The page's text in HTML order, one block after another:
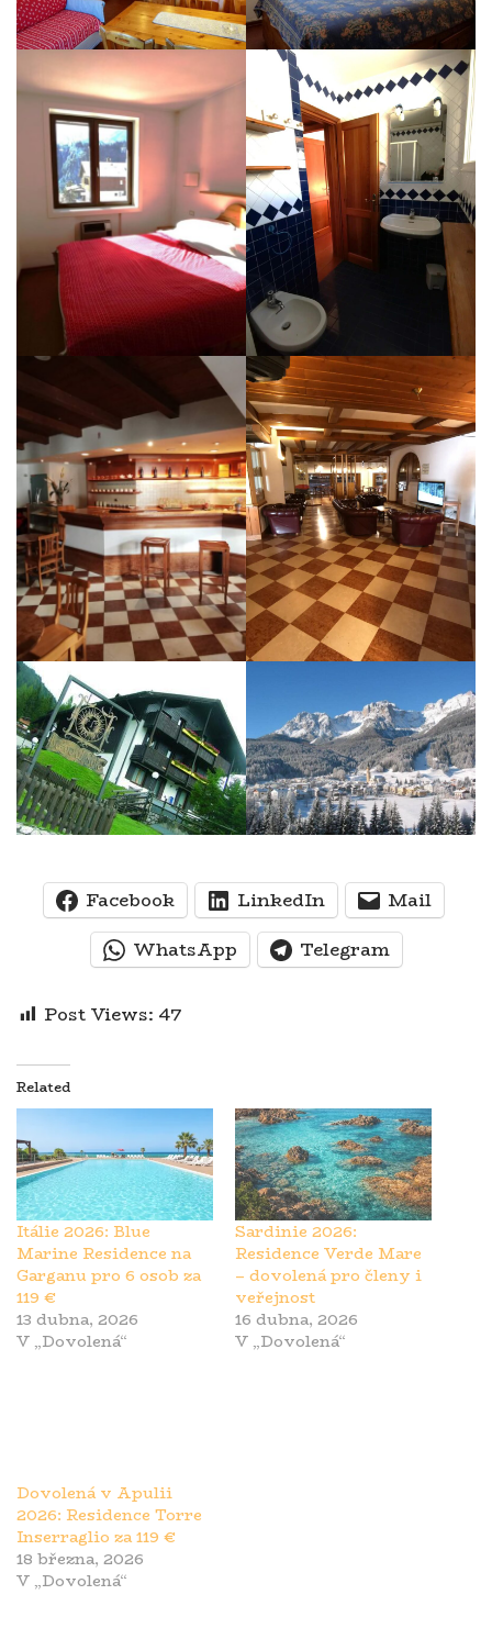
Facebook LinkedIn
Mail
WhatsApp
Telegram
Post Views: 47
Related
Itálie 2026: Blue
Marine Residence na
Garganu pro 6 osob za
119 €
13 dubna, 2026
V „Dovolená“
Sardinie 2026:
Residence Verde Mare
– dovolená pro členy i
veřejnost
16 dubna, 2026
V „Dovolená“
Dovolená v Apulii
2026: Residence Torre
Inserraglio za 119 €
18 března, 2026
V „Dovolená“